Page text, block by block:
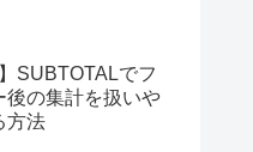
SUBTOTALでフ
後の集計を扱いや
方法